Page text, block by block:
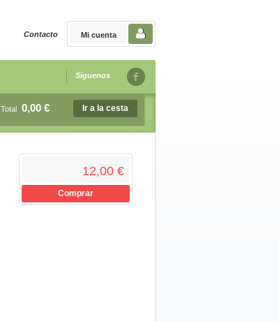
Mi cuenta
Contacto
Síguenos
Total 0,00 € Ir a la cesta
12,00 €
Comprar